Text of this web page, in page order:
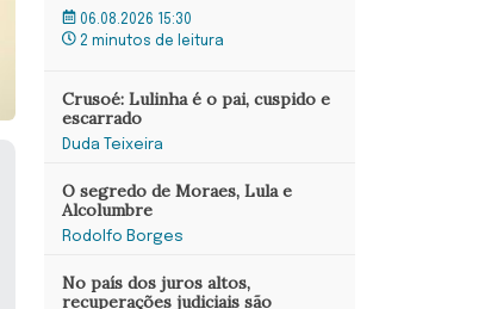
06.08.2026 15:30
2 minutos de leitura
Crusoé: Lulinha é o pai, cuspido e
escarrado
Duda Teixeira
O segredo de Moraes, Lula e
Alcolumbre
Rodolfo Borges
No país dos juros altos,
recuperações judiciais são